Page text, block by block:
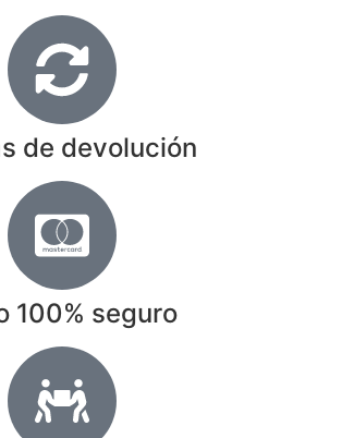
de devolución
100% seguro